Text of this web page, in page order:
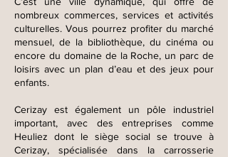
nombreux commerces, services et activités
culturelles. Vous pourrez profiter du marché
mensuel, de la bibliothèque, du cinéma ou
encore du domaine de la Roche, un parc de
loisirs avec un plan d’eau et des jeux pour
enfants.
Cerizay est également un pôle industriel
important, avec des entreprises comme
Heuliez dont le siège social se trouve à
Cerizay, spécialisée dans la carrosserie